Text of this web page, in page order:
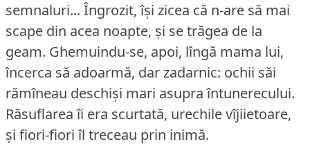
semnaluri... Îngrozit, își zicea că n-are să mai
scape din acea noapte, și se trăgea de la
geam. Ghemuindu-se, apoi, lîngă mama lui,
încerca să adoarmă, dar zadarnic: ochii săi
rămîneau deschiși mari asupra întunerecului.
Răsuflarea îi era scurtată, urechile vîjiietoare,
și fiori-fiori îl treceau prin inimă.